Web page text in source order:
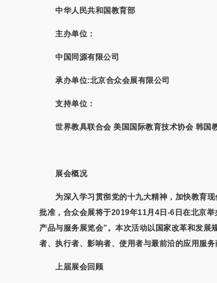
中华人民共和国教育部
主办单位：
中国同源有限公司
承办单位:北京合众会展有限公司
支持单位：
世界教具联合会 美国国际教育技术协会 韩国
展会概况
为深入学习贯彻党的十九大精神，加快教育现
批准，合众会展将于2019年11月4日-6日在北京
产品与服务展览会”。本次活动以国家改革和发
者、执行者、影响者、使用者与最前沿的应用服
上届展会回顾